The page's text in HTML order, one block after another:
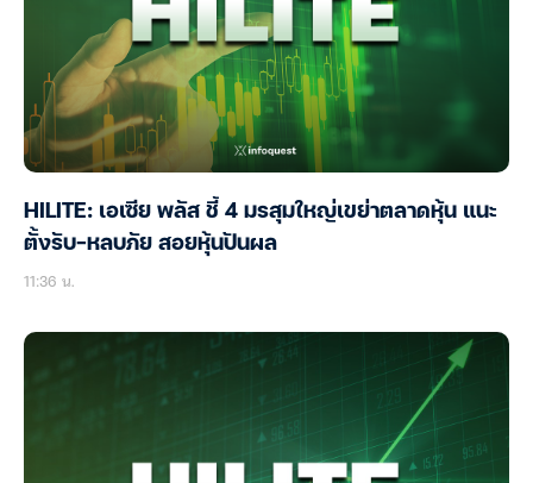
HILITE: เอเซีย พลัส ชี้ 4 มรสุมใหญ่เขย่าตลาดหุ้น แนะ
ตั้งรับ-หลบภัย สอยหุ้นปันผล
11:36 น.